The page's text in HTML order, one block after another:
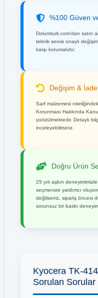
%100 Güven
Dolumturk.com'dan satın
teknik servis onaylı
karşı korumalıdır.
Değişim & İade
Sarf malzemesi
Korunması Hakkında
yürütülmektedir. Detaylı
inceleyebilirsiniz.
Doğru Ürün
25 yılı aşkın
seçmenize yardımcı
değilseniz, sipariş öncesi
sorunsuz bir baskı
Kyocera TK-
Sorulan Sorular